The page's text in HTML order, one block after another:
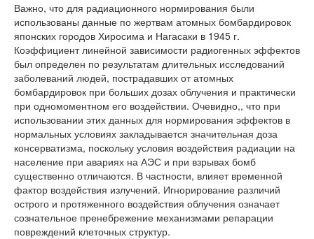
Важно, что для радиационного нормирования были
использованы данные по жертвам атомных бомбардировок
японских городов Хиросима и Нагасаки в 1945 г.
Коэффициент линейной зависимости радиогенных эффектов
был определен по результатам длительных исследований
заболеваний людей, пострадавших от атомных
бомбардировок при больших дозах облучения и практически
при одномоментном его воздействии. Очевидно,, что при
использовании этих данных для нормирования эффектов в
нормальных условиях закладывается значительная доза
консерватизма, поскольку условия воздействия радиации на
население при авариях на АЭС и при взрывах бомб
существенно отличаются. В частности, влияет временной
фактор воздействия излучений. Игнорирование различий
острого и протяженного воздействия облучения означает
сознательное пренебрежение механизмами репарации
повреждений клеточных структур.